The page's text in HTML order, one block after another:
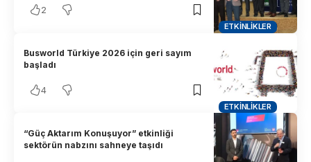
ETKINLIKLER
2
ETKINLIKLER
Busworld Türkiye 2026 için geri sayım
başladı
4
“Güç Aktarım Konuşuyor” etkinliği
sektörün nabzını sahneye taşıdı